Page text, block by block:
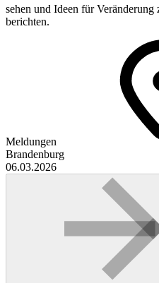
sehen und Ideen für
berichten.
Meldungen
Brandenburg
06.03.2026